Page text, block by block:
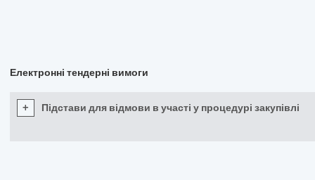
Електронні тендерні вимоги
+ Підстави для відмови в участі у процедурі закупівлі